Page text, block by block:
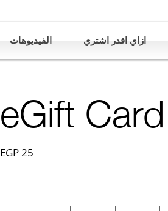
الفيديوهات ازاي اقدر اشتري
eGift Card
EGP 25